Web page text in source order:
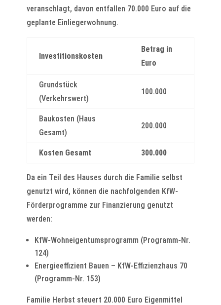
veranschlagt, davon entfallen 70.000 Euro auf die
geplante Einliegerwohnung.
Investitionskosten
Betrag in
Euro
Grundstück
(Verkehrswert)
100.000
Baukosten (Haus
Gesamt)
200.000
Kosten Gesamt 300.000
Da ein Teil des Hauses durch die Familie selbst
genutzt wird, können die nachfolgenden KfW-
Förderprogramme zur Finanzierung genutzt
werden:
KfW-Wohneigentumsprogramm (Programm-Nr.
124)
Energieeffizient Bauen – KfW-Effizienzhaus 70
(Programm-Nr. 153)
Familie Herbst steuert 20.000 Euro Eigenmittel